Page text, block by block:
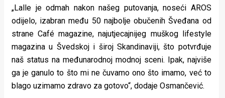
„Lalle je odmah nakon našeg putovanja, noseći AROS
odijelo, izabran među 50 najbolje obučenih Šveđana od
strane Café magazine, najutjecajnijeg muškog lifestyle
magazina u Švedskoj i široj Skandinaviji, što potvrđuje
naš status na međunarodnoj modnoj sceni. Ipak, najviše
ga je ganulo to što mi ne čuvamo ono što imamo, već to
blago uzimamo zdravo za gotovo“, dodaje Osmančević.